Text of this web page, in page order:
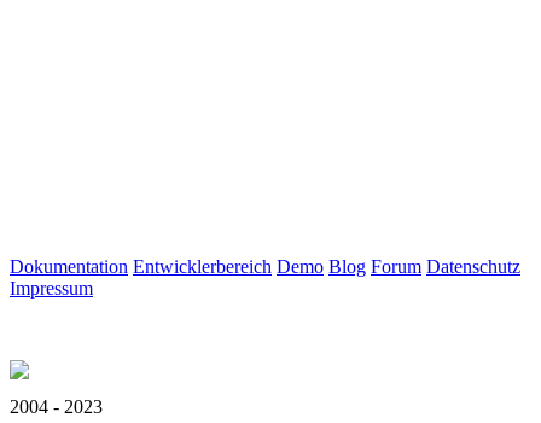
Dokumentation Entwicklerbereich Demo Blog Forum Datenschutz
Impressum
2004 - 2023